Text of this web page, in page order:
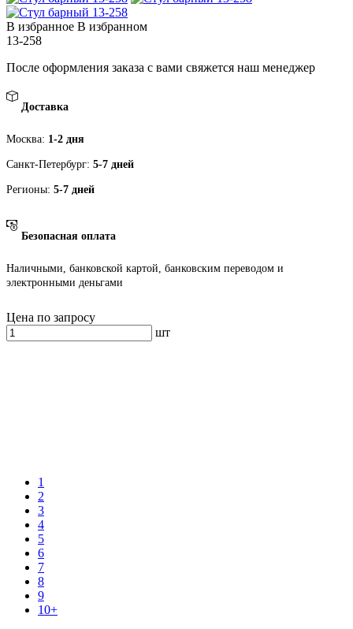
В избранное В избранном
13-258
После оформления заказа с вами свяжется наш менеджер
Доставка
Москва: 1-2 дня
Санкт-Петербург: 5-7 дней
Регионы: 5-7 дней
Безопасная оплата
Наличными, банковской картой, банковским переводом и
электронными деньгами
Цена по запросу
шт
1
2
3
4
5
6
7
8
9
10+